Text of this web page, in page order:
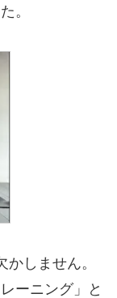
。
しません。
ーニング」と